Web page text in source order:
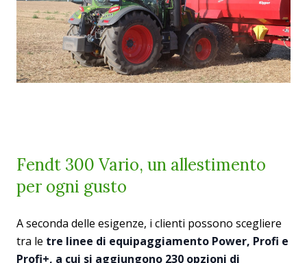
Fendt 300 Vario, un allestimento
per ogni gusto
A seconda delle esigenze, i clienti possono scegliere
tra le tre linee di equipaggiamento Power, Profi e
Profi+, a cui si aggiungono 230 opzioni di